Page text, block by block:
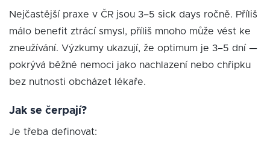
Nejčastější praxe v ČR jsou 3–5 sick days ročně. Příliš
málo benefit ztrácí smysl, příliš mnoho může vést ke
zneužívání. Výzkumy ukazují, že optimum je 3–5 dní —
pokrývá běžné nemoci jako nachlazení nebo chřipku
bez nutnosti obcházet lékaře.
Jak se čerpají?
Je třeba definovat: